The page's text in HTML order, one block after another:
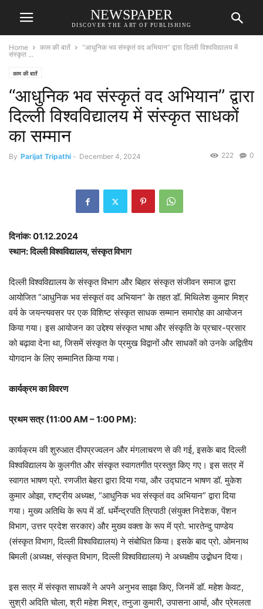
NEWSPAPER
DISCOVER THE ART OF PUBLISHING
Home काम की बातें
“आधुनिक भव संस्कृतं वद अभियान” द्वारा दिल्ली विश्वविद्यालय में
संस्कृत ...
काम की बातें
“आधुनिक भव संस्कृतं वद अभियान” द्वारा
दिल्ली विश्वविद्यालय में संस्कृत साधकों
का सम्मान
By Parijat Tripathi - December 4, 2024 0
222
दिनांक: 01.12.2024
स्थान: दिल्ली विश्वविद्यालय, संस्कृत विभाग
दिल्ली विश्वविद्यालय के संस्कृत विभाग और बिहार संस्कृत संजीवन समाज द्वारा
आयोजित “आधुनिक भव संस्कृतं वद अभियान” के तहत डॉ. मिथिलेश कुमार मिश्र
वर्य के जयन्त्यवसर पर एक विशिष्ट संस्कृत साधक सम्मान समारोह का आयोजन
किया गया। इस आयोजन का उद्देश्य संस्कृत भाषा और संस्कृति के प्रचार-प्रसार
को बढ़ावा देना था, जिसमें संस्कृत के प्रमुख विद्वानों और साधकों को उनके अद्वितीय
योगदान के लिए सम्मानित किया गया।
कार्यक्रम का विवरण
प्रथम सत्र (11:00 AM – 1:00 PM):
कार्यक्रम की शुरुआत दीपप्रज्वलन और मंगलाचरण से की गई, इसके बाद दिल्ली
विश्वविद्यालय के कुलगीत और संस्कृत स्वागतगीत प्रस्तुत किए गए। इस सत्र में
स्वागत भाषण प्रो. रणजीत बेहरा द्वारा दिया गया, और उद्घाटन भाषण डॉ. मुकेश
कुमार ओझा, राष्ट्रीय अध्यक्ष, “आधुनिक भव संस्कृतं वद अभियान” द्वारा दिया
गया। मुख्य अतिथि के रूप में डॉ. धर्मेन्द्रपति त्रिपाठी (संयुक्त निदेशक, पेंशन
विभाग, उत्तर प्रदेश सरकार) और मुख्य वक्ता के रूप में प्रो. भारतेन्दु पाण्डेय
(संस्कृत विभाग, दिल्ली विश्वविद्यालय) ने संबोधित किया। इसके बाद प्रो. ओमनाथ
बिमली (अध्यक्ष, संस्कृत विभाग, दिल्ली विश्वविद्यालय) ने अध्यक्षीय उद्बोधन दिया।
इस सत्र में संस्कृत साधकों ने अपने अनुभव साझा किए, जिनमें डॉ. महेश केवट,
सुश्री अदिति चोला, श्री महेश मिश्र, तनुजा कुमारी, उपासना आर्या, और प्रेमलता